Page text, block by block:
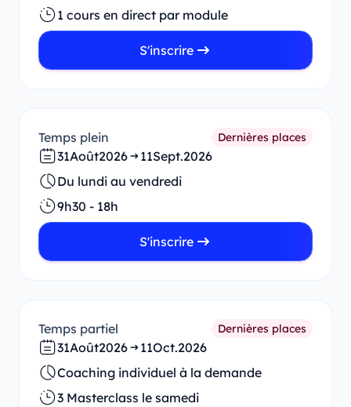
1 cours en direct par module
S'inscrire
Temps plein Dernières places
31Août2026 11Sept.2026
Du lundi au vendredi
9h30 - 18h
S'inscrire
Temps partiel Dernières places
31Août2026 11Oct.2026
Coaching individuel à la demande
3 Masterclass le samedi